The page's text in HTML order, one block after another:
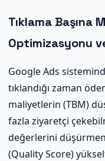
Tıklama Başına
Optimizasyonu
Google Ads
tıklandığı zaman
maliyetlerin (TBM)
fazla ziyaretçi
değerlerini
(Quality Score)